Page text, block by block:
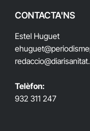
CONTACTA'NS
Estel Huguet
ehuguet
Telèfon:
932 311 247